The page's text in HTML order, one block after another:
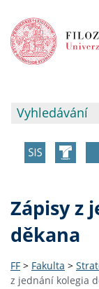
Zápisy z
děkana
FF > Fakulta >
z jednání kolegia